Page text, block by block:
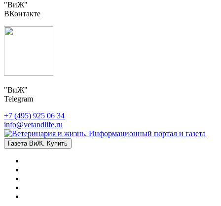
"ВиЖ"
ВКонтакте
"ВиЖ"
Telegram
+7 (495) 925 06 34
info@vetandlife.ru
Газета ВиЖ. Купить